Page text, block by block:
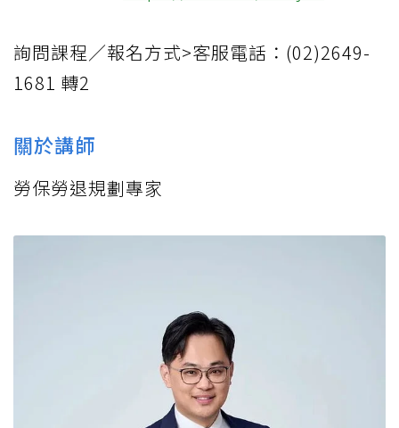
詢問課程／報名方式>客服電話：(02)2649-
1681 轉2
關於講師
勞保勞退規劃專家